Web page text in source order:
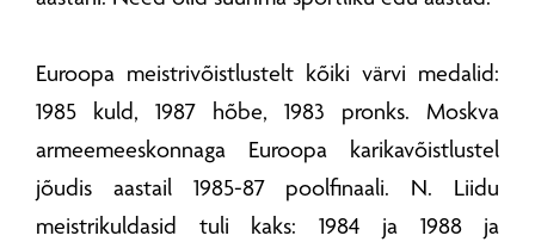
Euroopa meistrivõistlustelt kõiki värvi medalid:
1985 kuld, 1987 hõbe, 1983 pronks. Moskva
armeemeeskonnaga Euroopa karikavõistlustel
jõudis aastail 1985-87 poolfinaali. N. Liidu
meistrikuldasid tuli kaks: 1984 ja 1988 ja